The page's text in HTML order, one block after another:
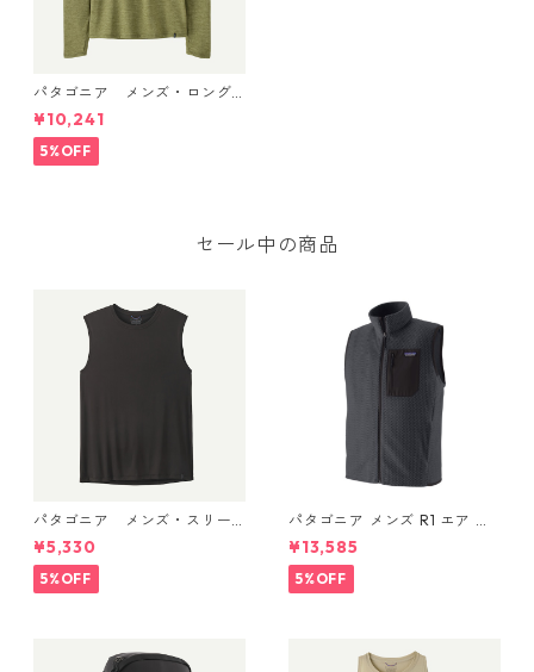
パタゴニア メンズ・ロング
スリーブ・キャプリーン・ク
ール・サン・シャツ (カラー
Caper Green - Buckhorn Gr
een X-Dye) Patagonia Me
¥10,241
5%OFF
セール中の商品
パタゴニア メンズ・スリー
ブレス・キャプリーン・クー
ル・デイリー・シャツ (カラ
ー Black) Patagonia Men's Sl
eeveless Capilene® Cool Da
¥5,330
5%OFF
パタゴニア メンズ R1 エア ベ
スト 40285 Smolder Blue
¥13,585
5%OFF